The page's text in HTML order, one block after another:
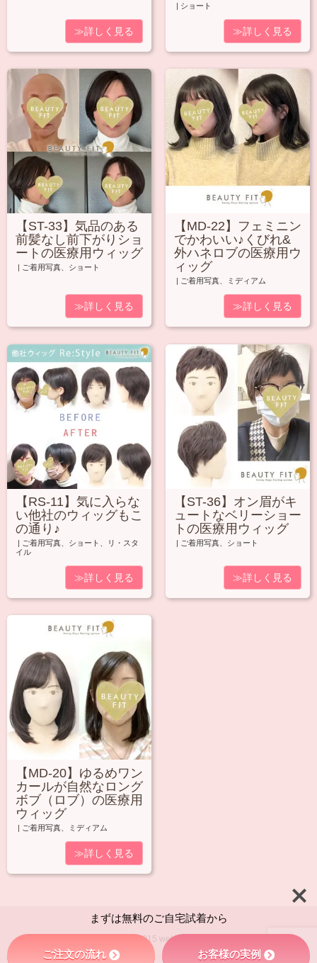
≫詳しく見る
| ショート
≫詳しく見る
【ST-33】気品のある
前髪なし前下がりショ
ートの医療用ウィッグ
ご着用写真、 ショート
≫詳しく見る
【MD-22】フェミニン
でかわいい♪くびれ&
外ハネロブの医療用ウ
ィッグ
ご着用写真、 ミディアム
≫詳しく見る
【RS-11】気に入らな
い他社のウィッグもこ
の通り♪
| ご着用写真 ショート
リ・スタ
イル
≫詳しく見る
【ST-36】オン眉がキ
ュートなベリーショー
トの医療用ウィッグ
| ご着用写真 ショート
≫詳しく見る
【MD-20】ゆるめワン
カールが自然なロング
ボブ（ロブ）の医療用
ウィッグ
| ご着用写真 ミディアム
≫詳しく見る
© 2015 weluka.
まずは無料のご自宅試着から
ご注文の流れ お客様の実例